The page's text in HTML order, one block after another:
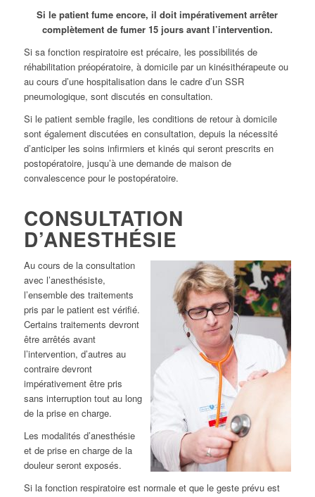
Si le patient fume encore, il doit impérativement arrêter
complètement de fumer 15 jours avant l’intervention.
Si sa fonction respiratoire est précaire, les possibilités de
réhabilitation préopératoire, à domicile par un kinésithérapeute ou
au cours d’une hospitalisation dans le cadre d’un SSR
pneumologique, sont discutés en consultation.
Si le patient semble fragile, les conditions de retour à domicile
sont également discutées en consultation, depuis la nécessité
d’anticiper les soins infirmiers et kinés qui seront prescrits en
postopératoire, jusqu’à une demande de maison de
convalescence pour le postopératoire.
CONSULTATION
D’ANESTHÉSIE
Au cours de la consultation
avec l’anesthésiste,
l’ensemble des traitements
pris par le patient est vérifié.
Certains traitements devront
être arrêtés avant
l’intervention, d’autres au
contraire devront
impérativement être pris
sans interruption tout au long
de la prise en charge.
Les modalités d’anesthésie
et de prise en charge de la
douleur seront exposés.
Si la fonction respiratoire est normale et que le geste prévu est